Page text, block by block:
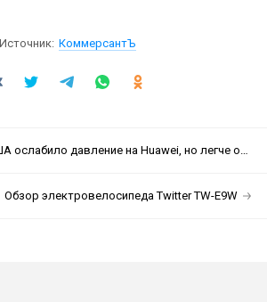
Источник: КоммерсантЪ
давление на Huawei, но легче от этого не станет
Обзор электровелосипеда Twitter TW-E9W